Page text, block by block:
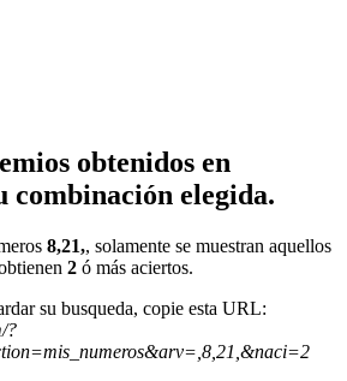
obtenidos en
combinación elegida.
8,21,, solamente se muestran aquellos
2 ó más aciertos.
su busqueda, copie esta URL:
?